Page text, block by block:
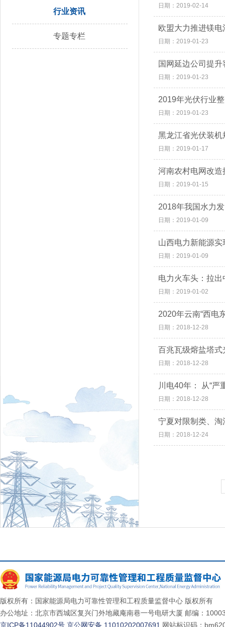
行业资讯
专题专栏
日期：2019-02-14
欧盟大力推进镁
日期：2019-01-23
国网延边公司提
日期：2019-01-23
2019年光伏行业
日期：2019-01-23
黑龙江省光伏装
日期：2019-01-17
河南农村电网改
日期：2019-01-15
2018年我国水力
日期：2019-01-09
山西电力新能源实
日期：2019-01-09
电力火车头：拉
日期：2019-01-02
2020年云南“西电
日期：2018-12-28
百兆瓦级熔盐塔
日期：2018-12-28
川电40年： 从“严
日期：2018-12-28
宁夏对限制类、淘
日期：2018-12-24
版权所有：国家能源局电力可靠性管理和工程质量监督中心 版权所有
办公地址：北京市西城区复兴门外地藏庵南巷一号电研大厦 邮编：
京ICP备11044902号 京公网安备 11010202007691 网站标识码：